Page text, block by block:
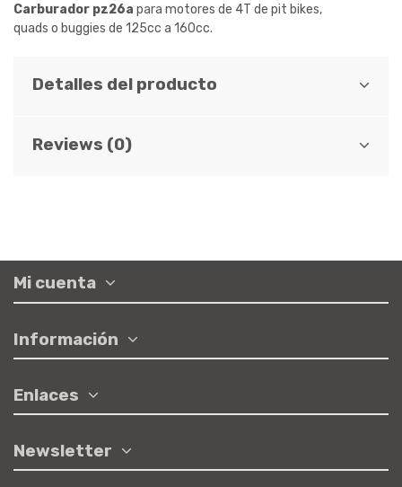
Carburador pz26a para motores de 4T de pit bikes,
quads o buggies de 125cc a 160cc.
Detalles del producto
Reviews (0)
Mi cuenta
Información
Enlaces
Newsletter